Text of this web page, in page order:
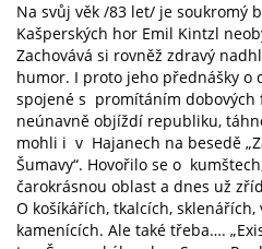
Na svůj věk /83 let/ je soukromý
Kašperských hor Emil Kintzl
Zachovává si rovněž zdravý
humor. I proto jeho přednášky o
spojené s promítáním dobových
neúnavně objíždí republiku,
mohli i v Hajanech na besedě
Šumavy“. Hovořilo se o
čarokrásnou oblast a dnes už
O košíkářích, tkalcích,
kamenících. Ale také třeba….